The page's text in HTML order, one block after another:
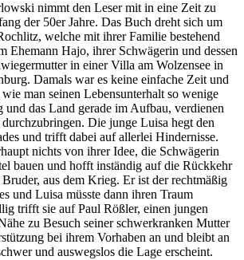
nimmt den Leser mit in eine Zeit zu
der 50er Jahre. Das Buch dreht sich um
welche mit ihrer Familie bestehend
Ehemann Hajo, ihrer Schwägerin und dessen
in einer Villa am Wolzensee in
Damals war es keine einfache Zeit und
wie man seinen Lebensunterhalt so wenige
und das Land gerade im Aufbau, verdienen
Die junge Luisa hegt den
und trifft dabei auf allerlei Hindernisse.
nichts von ihrer Idee, die Schwägerin
bauen und hofft inständig auf die Rückkehr
aus dem Krieg. Er ist der rechtmäßig
und Luisa müsste dann ihren Traum
trifft sie auf Paul Rößler, einen jungen
zu Besuch seiner schwerkranken Mutter
bei ihrem Vorhaben an und bleibt an
und auswegslos die Lage erscheint.